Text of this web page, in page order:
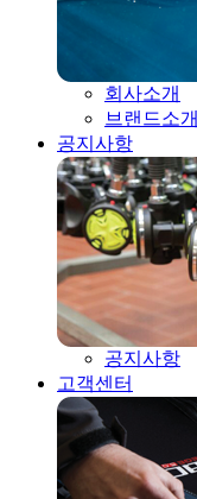
회사소개
브랜드소개
공지사항
공지사항
고객센터